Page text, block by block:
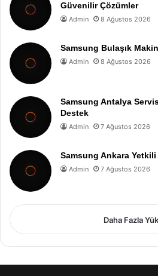
Güvenilir Çözümler
Admin 8 Ağustos 2026
Samsung Bulaşık
Admin 8 Ağustos 2026
Samsung Antalya
Destek
Admin 7 Ağustos 2026
Samsung Ankara
Admin 7 Ağustos 2026
Daha Fazla